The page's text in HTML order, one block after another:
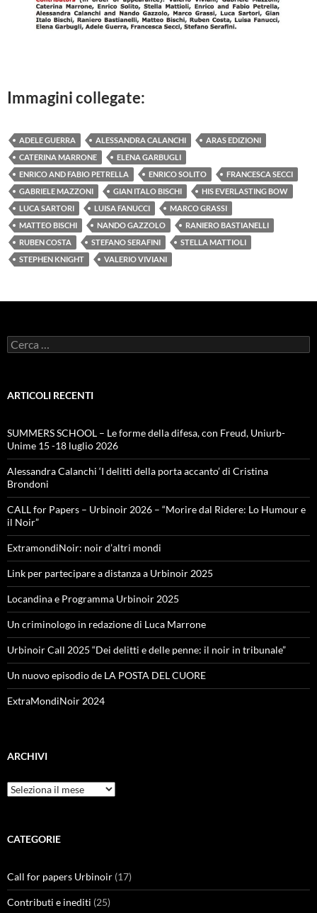
Immagini collegate:
ADELE GUERRA ALESSANDRA CALANCHI
ARAS EDIZIONI
CATERINA MARRONE
ELENA GARBUGLI
ENRICO AND FABIO PETRELLA
ENRICO SOLITO
FRANCESCA SECCI
GABRIELE MAZZONI
GIAN ITALO BISCHI
HIS EVERLASTING BOW
LUCA SARTORI
LUISA FANUCCI
MARCO GRASSI
MATTEO BISCHI
NANDO GAZZOLO
RANIERO BASTIANELLI
RUBEN COSTA
STEFANO SERAFINI
STELLA MATTIOLI
STEPHEN KNIGHT
VALERIO VIVIANI
Ricerca
per:
ARTICOLI RECENTI
SUMMERS SCHOOL – Le forme della difesa, con Freud, Uniurb-
Unime 15 -18 luglio 2026
Alessandra Calanchi ‘I delitti della porta accanto’ di Cristina
Brondoni
CALL for Papers – Urbinoir 2026 – “Morire dal Ridere: Lo Humour e
il Noir”
ExtramondiNoir: noir d’altri mondi
Link per partecipare a distanza a Urbinoir 2025
Locandina e Programma Urbinoir 2025
Un criminologo in redazione di Luca Marrone
Urbinoir Call 2025 “Dei delitti e delle penne: il noir in tribunale”
Un nuovo episodio de LA POSTA DEL CUORE
ExtraMondiNoir 2024
ARCHIVI
Archivi
CATEGORIE
Call for papers Urbinoir (17)
Contributi e inediti (25)